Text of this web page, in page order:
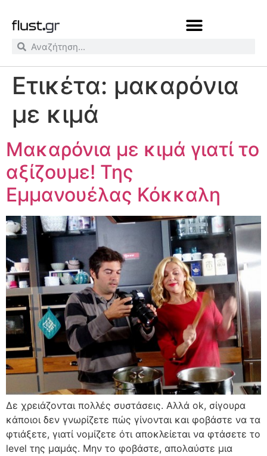
Ετικέτα: μακαρόνια
με κιμά
Μακαρόνια με κιμά γιατί το
αξίζουμε! Της
Εμμανουέλας Κόκκαλη
Δε χρειάζονται πολλές συστάσεις. Αλλά ok, σίγουρα
κάποιοι δεν γνωρίζετε πώς γίνονται και φοβάστε να τα
φτιάξετε, γιατί νομίζετε ότι αποκλείεται να φτάσετε το
level της μαμάς. Μην το φοβάστε, απολαύστε μια